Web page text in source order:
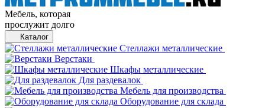
Мебель, которая
прослужит долго
Каталог
Стеллажи металлические
Верстаки
Шкафы металлические
Для раздевалок
Мебель для производства
Оборудование для склада